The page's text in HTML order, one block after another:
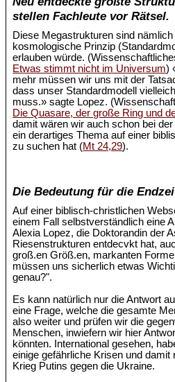
stellen Fachleute vor Rätsel.
Diese Megastrukturen sind
kosmologische Prinzip
erlauben würde.
Etwas stimmt nicht im Universum)
mehr müssen wir uns mit der
dass unser Standardmodell
muss.» sagte Lopez.
Die Quasare, der große Ring und
damit wären wir auch schon bei
ein derartiges Thema auf einer
zu suchen hat (Mt 24,29).
Die Bedeutung für die
Auf einer biblisch-christlichen
einem Fall selbstverständlich eine
Alexia Lopez, die Doktorandin der
Riesenstrukturen entdecvkt hat,
groß.en Größ.en, markanten
müssen uns sicherlich etwas
genau?".
Es kann natürlich nur die Antwort
eine Frage, welche die gesamte
also weiter und prüfen wir die
Menschen, inwiefern wir hier
könnten. International gesehen,
einige gefährliche Krisen und damit
Krieg Putins gegen die Ukraine.